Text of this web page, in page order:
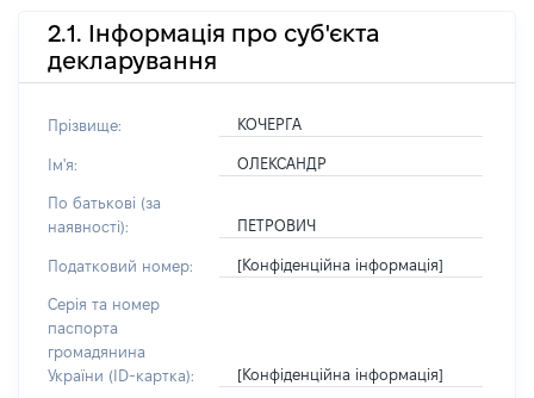
2.1. Інформація про суб'єкта
декларування
Прізвище: КОЧЕРГА
Ім'я: ОЛЕКСАНДР
По батькові (за
наявності):
ПЕТРОВИЧ
Податковий номер: [Конфіденційна інформація]
Серія та номер
паспорта
громадянина
України (ID-картка):
[Конфіденційна інформація]